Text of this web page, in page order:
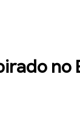
no